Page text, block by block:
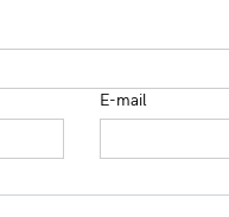
E-mail